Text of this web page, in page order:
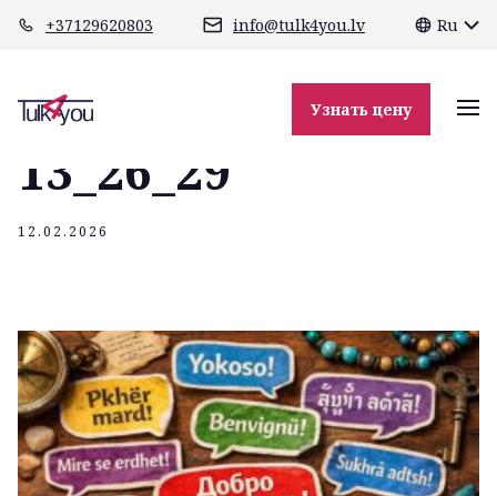
+37129620803 info@tulk4you.lv Ru
Узнать цену
class="header-margin " role="main"
ChatGPT Image 12
февр. 2026 г.,
13_26_29
12.02.2026